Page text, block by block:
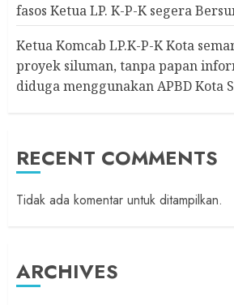
fasos Ketua LP. K-P-K segera
Ketua Komcab LP.K-P-K Kota
proyek siluman, tanpa papan
diduga menggunakan APBD Kota
RECENT COMMENTS
Tidak ada komentar untuk ditampilkan.
ARCHIVES